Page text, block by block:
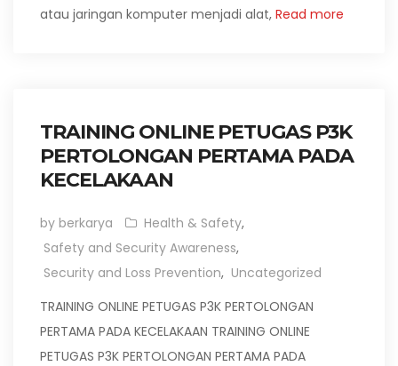
atau jaringan komputer menjadi alat, Read more
TRAINING ONLINE PETUGAS P3K
PERTOLONGAN PERTAMA PADA
KECELAKAAN
by berkarya Health & Safety,
Safety and Security Awareness,
Security and Loss Prevention, Uncategorized
TRAINING ONLINE PETUGAS P3K PERTOLONGAN
PERTAMA PADA KECELAKAAN TRAINING ONLINE
PETUGAS P3K PERTOLONGAN PERTAMA PADA